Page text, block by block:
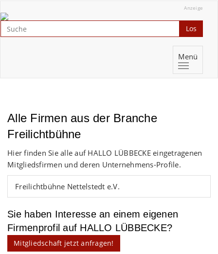
Anzeige
Los
Menü
Alle Firmen aus der Branche
Freilichtbühne
Hier finden Sie alle auf HALLO LÜBBECKE eingetragenen
Mitgliedsfirmen und deren Unternehmens-Profile.
Freilichtbühne Nettelstedt e.V.
Sie haben Interesse an einem eigenen
Firmenprofil auf HALLO LÜBBECKE?
Mitgliedschaft jetzt anfragen!